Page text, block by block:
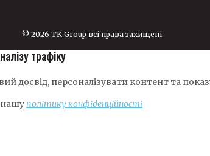
© 2026 TK Group всі права захищені
трафіку
персоналізувати контент та
нашуполітику конфіденційності